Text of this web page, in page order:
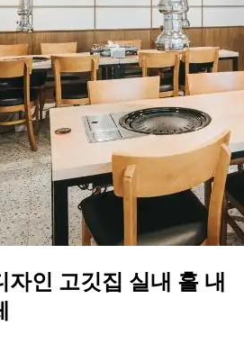
자인 고깃집 실내 홀 내